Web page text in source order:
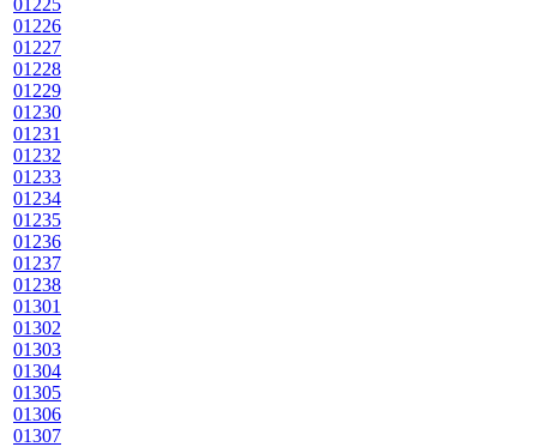
01225
01226
01227
01228
01229
01230
01231
01232
01233
01234
01235
01236
01237
01238
01301
01302
01303
01304
01305
01306
01307